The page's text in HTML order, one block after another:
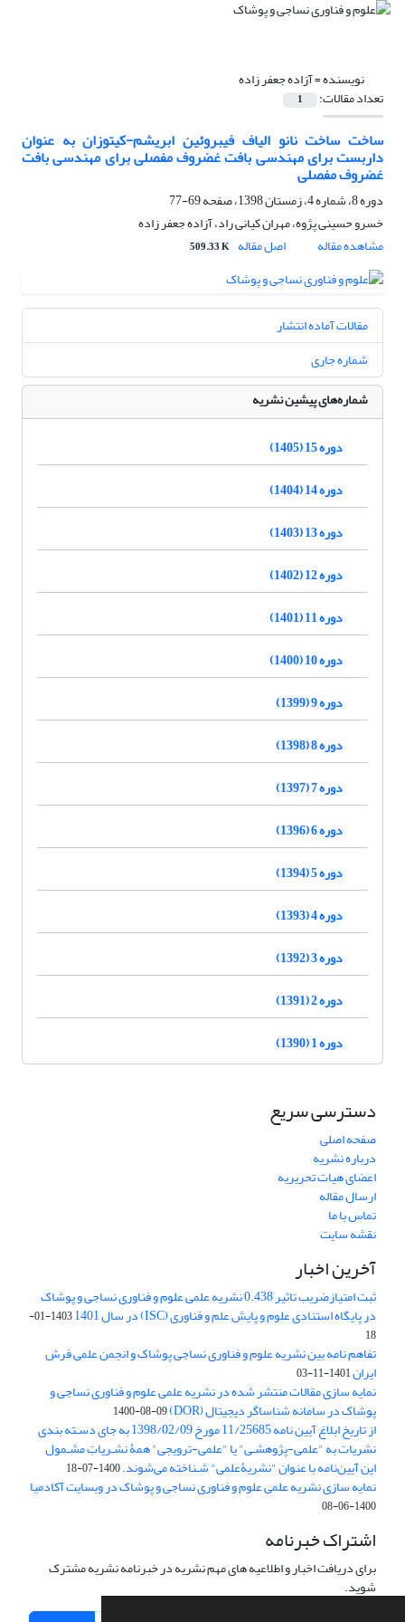
نویسنده =آزاده جعفر زاده
تعداد مقالات: 1
ساخت ساخت نانو الیاف فیبروئین ابریشم-کیتوزان به عنوان
داربست برای ‏مهندسی بافت غضروف مفصلی برای ‏مهندسی بافت
غضروف مفصلی
دوره 8، شماره 4، زمستان 1398، صفحه
69-77
خسرو حسینی پژوه، مهران کیانی راد، آزاده جعفر زاده
مشاهده مقاله
اصل مقاله 509.33 K
مقالات آماده انتشار
شماره جاری
شماره‌های پیشین نشریه
دوره 15 (1405)
دوره 14 (1404)
دوره 13 (1403)
دوره 12 (1402)
دوره 11 (1401)
دوره 10 (1400)
دوره 9 (1399)
دوره 8 (1398)
دوره 7 (1397)
دوره 6 (1396)
دوره 5 (1394)
دوره 4 (1393)
دوره 3 (1392)
دوره 2 (1391)
دوره 1 (1390)
دسترسی سریع
صفحه اصلی
درباره نشریه
اعضای هیات تحریریه
ارسال مقاله
تماس با ما
نقشه سایت
آخرین اخبار
ثبت امتیازضریب تاثیر 0.438 نشریه علمی علوم و فناوری نساجی و پوشاک
در پایگاه استنادی علوم و پایش علم و فناوری (ISC) در سال 1401
1403-01-
18
تفاهم نامه بین نشریه علوم و فناوری نساجی پوشاک و انجمن علمی فرش
ایران1401-11-03
نمایه سازی مقالات منتشر شده در نشریه علمی علوم و فناوری نساجی و
پوشاک در سامانه شناساگر دیجیتال (DOR) 1400-08-09
از تاریخ ابلاغ آیین نامه 11/25685 مورخ 1398/02/09 به جای دسـته بندی
نشریات به "علمی-پژوهشـی" یا "علمی-ترویجی" همۀ نشـریاتِ مشـمول
این آیین‌نامه با عنوان "نشریۀعلمی" شـناخته می‌شوند.1400-07-18
نمایه سازی نشریه علمی علوم و فناوری نساجی و پوشاک در وبسایت آکادمیا
1400-06-08
اشتراک خبرنامه
برای دریافت اخبار و اطلاعیه های مهم نشریه در خبرنامه نشریه مشترک
شوید.